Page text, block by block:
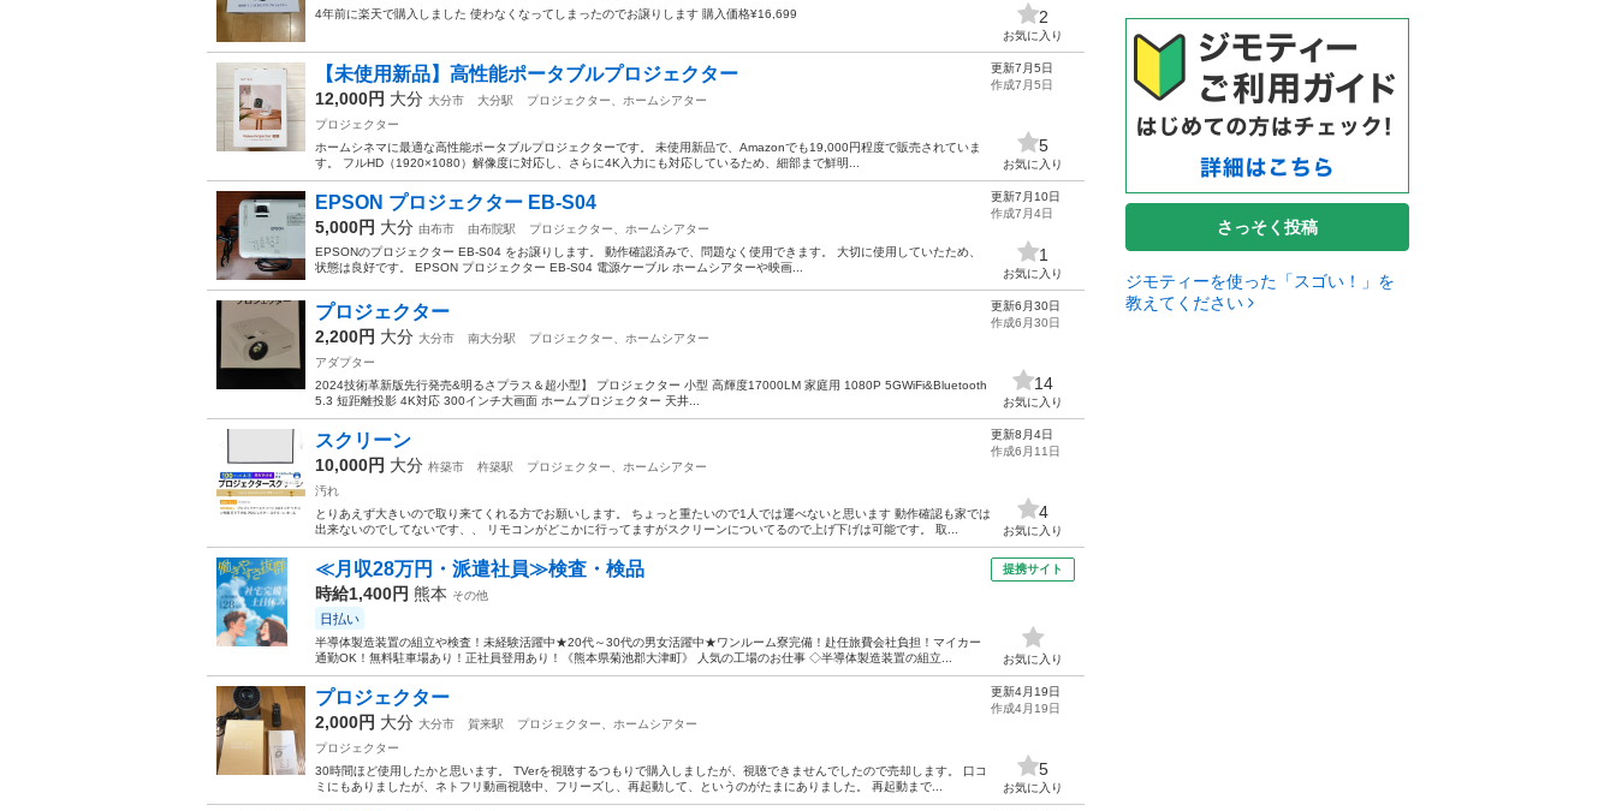
4年前に楽天で購入しました 使わなくなってしまったのでお譲りします 購入価格¥16,699
2
お気に入り
【未使用新品】高性能ポータブルプロジェクター
12,000円 大分 大分市 大分駅
プロジェクター、ホームシアター
プロジェクター
ホームシネマに最適な高性能ポータブルプロジェクターです。 未使用新品で、Amazonでも19,000円程度で販売されていま
す。 フルHD（1920×1080）解像度に対応し、さらに4K入力にも対応しているため、細部まで鮮明...
更新7月5日
作成7月5日
5
お気に入り
EPSON プロジェクター EB-S04
5,000円 大分 由布市 由布院駅
プロジェクター、ホームシアター
EPSONのプロジェクター EB-S04 をお譲りします。 動作確認済みで、問題なく使用できます。 大切に使用していたため、
状態は良好です。 EPSON プロジェクター EB-S04 電源ケーブル ホームシアターや映画...
更新7月10日
作成7月4日
1
お気に入り
プロジェクター
2,200円 大分 大分市 南大分駅
プロジェクター、ホームシアター
アダプター
2024技術革新版先行発売&明るさプラス＆超小型】 プロジェクター 小型 高輝度17000LM 家庭用 1080P 5GWiFi&Bluetooth
5.3 短距離投影 4K対応 300インチ大画面 ホームプロジェクター 天井...
更新6月30日
作成6月30日
14
お気に入り
スクリーン
10,000円 大分 杵築市 杵築駅
プロジェクター、ホームシアター
汚れ
とりあえず大きいので取り来てくれる方でお願いします。 ちょっと重たいので1人では運べないと思います 動作確認も家では
出来ないのでしてないです、、 リモコンがどこかに行ってますがスクリーンについてるので上げ下げは可能です。 取...
更新8月4日
作成6月11日
4
お気に入り
≪月収28万円・派遣社員≫検査・検品
時給1,400円 熊本 その他
日払い
半導体製造装置の組立や検査！未経験活躍中★20代～30代の男女活躍中★ワンルーム寮完備！赴任旅費会社負担！マイカー
通勤OK！無料駐車場あり！正社員登用あり！《熊本県菊池郡大津町》 人気の工場のお仕事 ◇半導体製造装置の組立...
提携サイト
お気に入り
プロジェクター
2,000円 大分 大分市 賀来駅
プロジェクター、ホームシアター
プロジェクター
30時間ほど使用したかと思います。 TVerを視聴するつもりで購入しましたが、視聴できませんでしたので売却します。 口コ
ミにもありましたが、ネトフリ動画視聴中、フリーズし、再起動して、というのがたまにありました。 再起動まで...
更新4月19日
作成4月19日
5
お気に入り
さっそく投稿
ジモティーを使った「スゴい！」を
教えてください